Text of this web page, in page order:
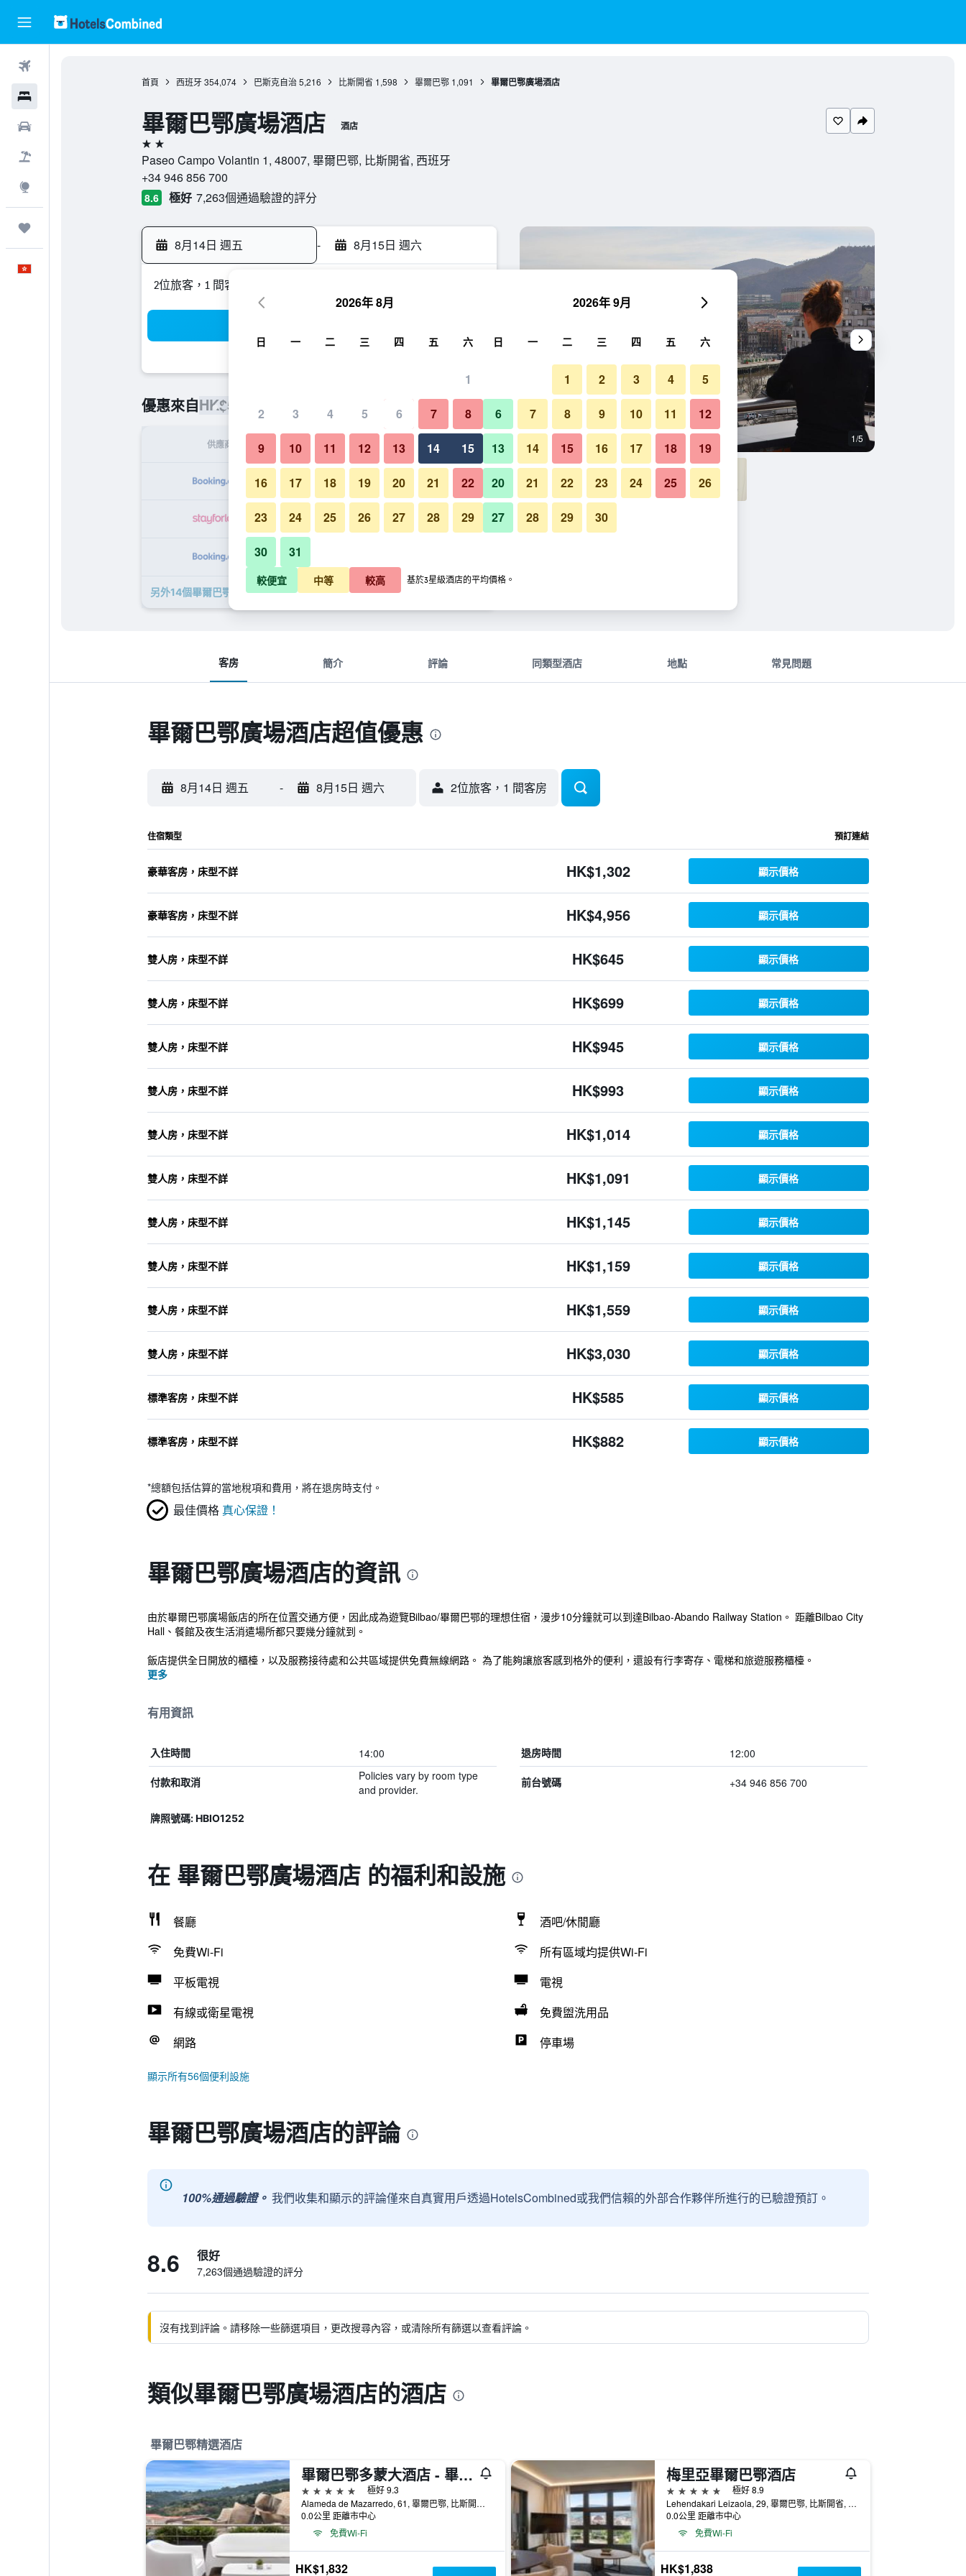
首頁 西班牙 354,074 巴斯克自治 5,216 比斯開省 1,598 畢爾巴鄂 1,091 畢爾巴鄂廣場酒店
畢爾巴鄂廣場酒店 酒店
2星級
Paseo Campo Volantin 1, 48007, 畢爾巴鄂, 比斯開省, 西班牙
+34 946 856 700
8.6 極好 7,263個通過驗證的評分
8月14日 週五 - 8月15日 週六
2位旅客，1 間客房
優惠來自HK$585
供應商 每晚總額
HK$585 查看優惠
HK$645 查看優惠
另外14個畢爾巴鄂廣場酒店​的優惠
陽台 1/5
畢爾巴鄂廣場酒店的照片
客房 簡介 評論 同類型酒店 地點 常見問題
畢爾巴鄂廣場酒店超值優惠
8月14日 週五 - 8月15日 週六 2位旅客，1 間客房
住宿類型 預訂連結
豪華客房，床型不詳 HK$1,302 顯示價格
豪華客房，床型不詳 HK$4,956 顯示價格
雙人房，床型不詳 HK$645 顯示價格
雙人房，床型不詳 HK$699 顯示價格
雙人房，床型不詳 HK$945 顯示價格
雙人房，床型不詳 HK$993 顯示價格
雙人房，床型不詳 HK$1,014 顯示價格
雙人房，床型不詳 HK$1,091 顯示價格
雙人房，床型不詳 HK$1,145 顯示價格
雙人房，床型不詳 HK$1,159 顯示價格
雙人房，床型不詳 HK$1,559 顯示價格
雙人房，床型不詳 HK$3,030 顯示價格
標準客房，床型不詳 HK$585 顯示價格
標準客房，床型不詳 HK$882 顯示價格
*總額包括估算的當地稅項和費用，將在退房時支付。
最佳價格 真心保證！
畢爾巴鄂廣場酒店的資訊
由於畢爾巴鄂廣場飯店的所在位置交通方便，因此成為遊覽Bilbao/畢爾巴鄂的理想住宿，漫步10分鐘就可以到達Bilbao-Abando Railway Station。 距離Bilbao City
Hall、餐館及夜生活消遣場所都只要幾分鐘就到。
飯店提供全日開放的櫃檯，以及服務接待處和公共區域提供免費無線網路。 為了能夠讓旅客感到格外的便利，還設有行李寄存、電梯和旅遊服務櫃檯。
更多
有用資訊
入住時間 14:00 退房時間 12:00
付款和取消
Policies vary by room type
and provider.
前台號碼 +34 946 856 700
牌照號碼: HBIO1252
在 畢爾巴鄂廣場酒店 的福利和設施
餐廳
酒吧/休閒廳
免費Wi-Fi
所有區域均提供Wi-Fi
平板電視
電視
有線或衛星電視
免費盥洗用品
網路
停車場
顯示所有56個便利設施
畢爾巴鄂廣場酒店的評論
100%通過驗證。 我們收集和顯示的評論僅來自真實用戶透過HotelsCombined或我們信賴的外部合作夥伴所進行的已驗證預訂。
8.6 很好
7,263個通過驗證的評分
沒有找到評論。請移除一些篩選項目，更改搜尋內容，或清除所有篩選以查看評論。
類似畢爾巴鄂廣場酒店的酒店
畢爾巴鄂精選酒店
畢爾巴鄂多蒙大酒店 - 畢爾巴鄂
5星級
極好 9.3
Alameda de Mazarredo, 61, 畢爾巴鄂, 比斯開省, 西班牙
0.0公里 距離市中心
免費Wi-Fi
HK$1,832
梅里亞畢爾巴鄂酒店
5星級
極好 8.9
Lehendakari Leizaola, 29, 畢爾巴鄂, 比斯開省, 西班牙
0.0公里 距離市中心
免費Wi-Fi
HK$1,838
2026年 8月
日 一 二 三 四 五 六
1
2 3 4 5 6 7 8
9 10 11 12 13 14 15
16 17 18 19 20 21 22
23 24 25 26 27 28 29
30 31
2026年 9月
日 一 二 三 四 五 六
1 2 3 4 5
6 7 8 9 10 11 12
13 14 15 16 17 18 19
20 21 22 23 24 25 26
27 28 29 30
較便宜 中等 較高 基於3星級酒店的平均價格。